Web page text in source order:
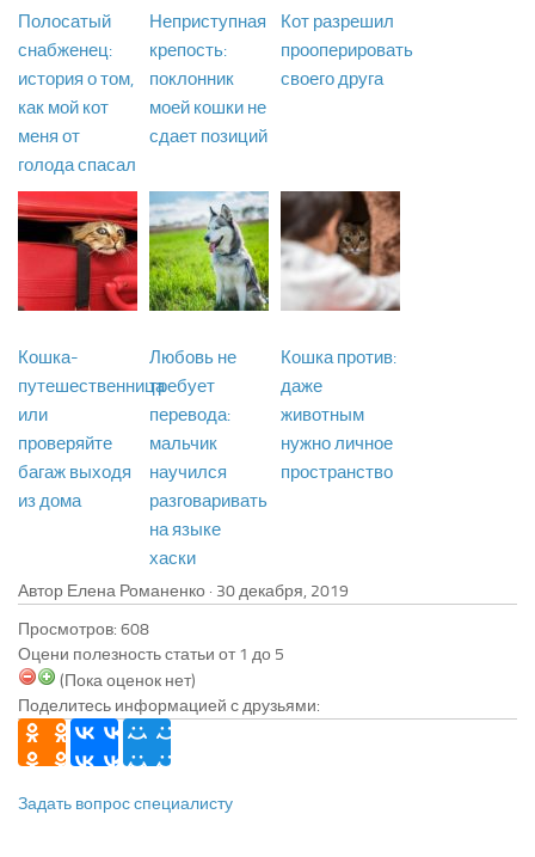
Полосатый
снабженец:
история о том,
как мой кот
меня от
голода спасал
Неприступная
крепость:
поклонник
моей кошки не
сдает позиций
Кот разрешил
прооперировать
своего друга
Кошка-
путешественница
или
проверяйте
багаж выходя
из дома
Любовь не
требует
перевода:
мальчик
научился
разговаривать
на языке
хаски
Кошка против:
даже
животным
нужно личное
пространство
Автор Елена Романенко ·
Просмотров: 608
Оцени полезность статьи от 1 до 5
(Пока оценок нет)
Поделитесь информацией с друзьями:
Задать вопрос специалисту